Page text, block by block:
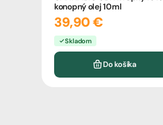
konopný olej 10ml
39,90 €
Skladom
Do košíka